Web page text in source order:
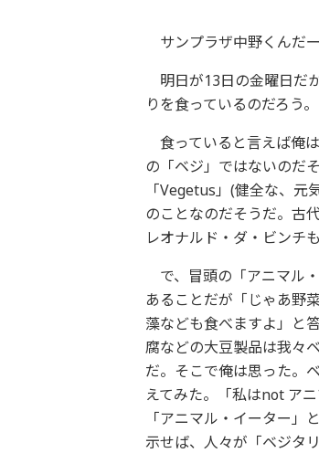
サンプラザ中野くんだ
明日が13日の金曜日だ
りを食っているのだろう。
食っていると言えば俺
の「ベジ」ではないのだ
「Vegetus」(健全な、
のことなのだそうだ。古
レオナルド・ダ・ビンチ
で、冒頭の「アニマル
あることだが「じゃあ野
藻なども食べますよ」と
腐などの大豆製品は我々
だ。そこで俺は思った。
えてみた。「私はnot ア
「アニマル・イーター
示せば、人々が「ベジタ